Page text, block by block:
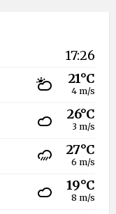
17:26
21°C
4 m/s
26°C
3 m/s
27°C
6 m/s
19°C
8 m/s